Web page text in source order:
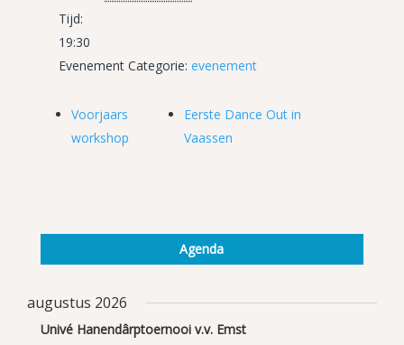
Tijd:
19:30
Evenement Categorie: evenement
Voorjaars
workshop
Eerste Dance Out in
Vaassen
Agenda
augustus 2026
Univé Hanendârptoernooi v.v. Emst